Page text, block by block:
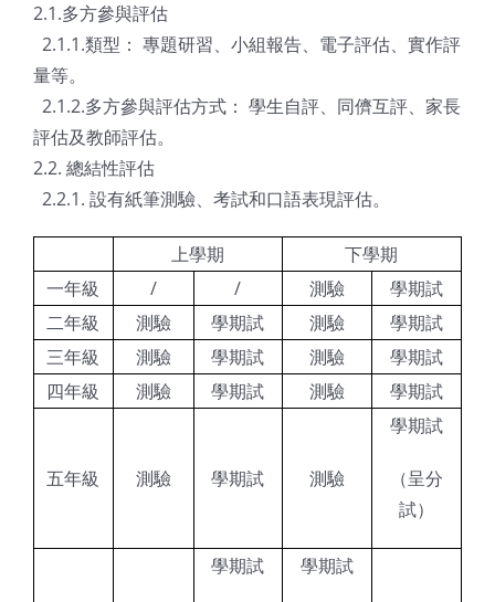
2.1.多方參與評估
2.1.1.類型： 專題研習、小組報告、電子評估、實作評
量等。
2.1.2.多方參與評估方式： 學生自評、同儕互評、家長
評估及教師評估。
2.2. 總結性評估
2.2.1. 設有紙筆測驗、考試和口語表現評估。
上學期
下學期
一年級
/ / 測驗
學期試
二年級
測驗 學期試 測驗
學期試
三年級
測驗 學期試 測驗
學期試
四年級
測驗 學期試 測驗 學期試
五年級 測驗 學期試 測驗
學期試
（呈分
試）
學期試 學期試